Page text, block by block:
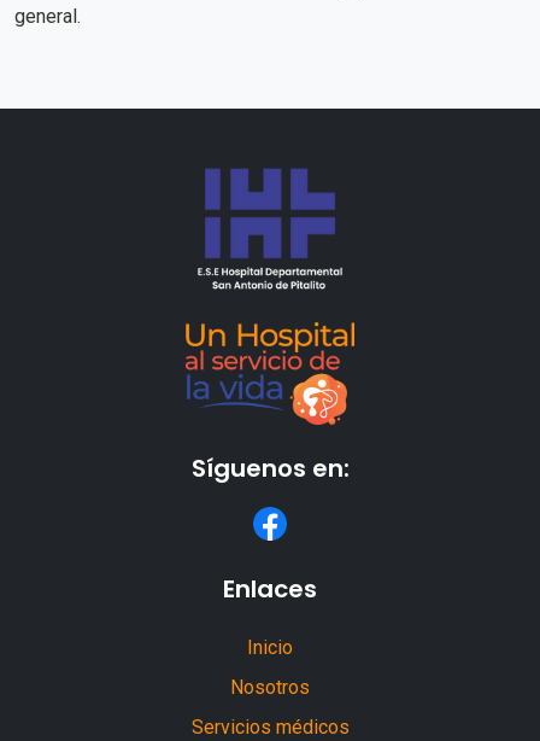
general.
Síguenos en:
Enlaces
Inicio
Nosotros
Servicios médicos